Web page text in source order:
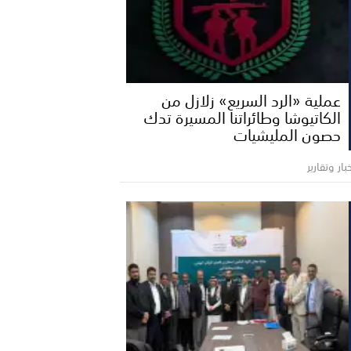
عملية «الرد السريع» زلازل من
الكاتيوشا وطائراتنا المسيرة تدك
حصون المليشيات
وتقارير